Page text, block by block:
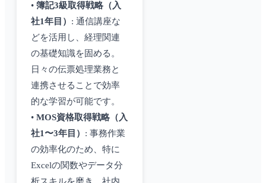
• 簿記3級取得戦略（入
社1年目） : 通信講座な
どを活用し、経理関連
の基礎知識を固める。
日々の伝票処理業務と
連携させることで効率
的な学習が可能です。
• MOS資格取得戦略（入
社1〜3年目） : 事務作業
の効率化のため、特に
Excelの関数やデータ分